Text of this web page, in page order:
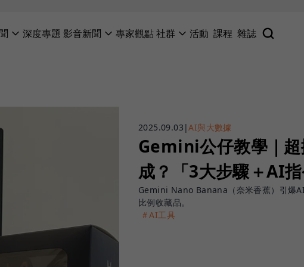
深度專題 影音新聞 專家觀點社群 活動 課程 雜誌
2025.09.03 |AI與大數據
Gemini公仔教學｜
成？「3大步驟＋AI
Gemini Nano Banana（奈米香蕉）引爆
比例收藏品。
＃AI工具